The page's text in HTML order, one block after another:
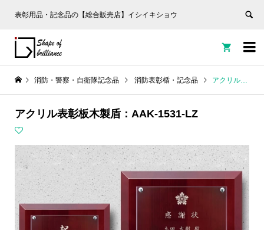
表彰用品・記念品の【総合販売店】イシイキショウ


消防・警察・自衛隊記念品 消防表彰楯・記念品 アクリル表彰板木製盾：AAK-1531-LZ
アクリル表彰板木製盾：AAK-1531-LZ